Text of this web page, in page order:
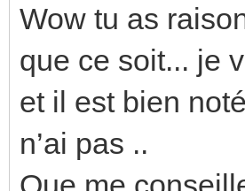
Wow tu as
que ce soit... je
et il est bien
n’ai pas ..